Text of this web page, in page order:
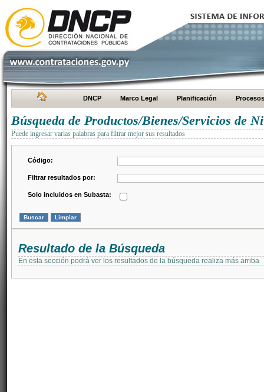
DNCP Marco Legal Planificación Procesos
Búsqueda de Productos/Bienes/Servicios de
Puede ingresar varias palabras para filtrar mejor sus resultados
Código:
Filtrar resultados por:
Solo incluidos en Subasta:
Resultado de la Búsqueda
En esta sección podrá ver los resultados de la búsqueda realiza más arriba